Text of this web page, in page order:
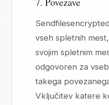
vseh spletnih
svojim spletnim
odgovoren za
takega
Vključitev katere